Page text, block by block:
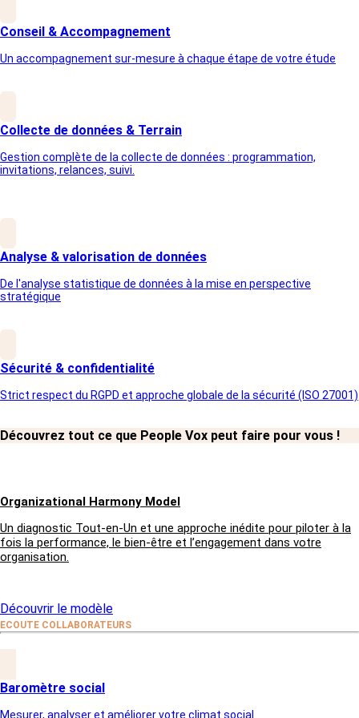
Conseil & Accompagnement
Un accompagnement sur-mesure à chaque étape de votre étude
Collecte de données & Terrain
Gestion complète de la collecte de données : programmation,
invitations, relances, suivi.
Analyse & valorisation de données
De l'analyse statistique de données à la mise en perspective
stratégique
Sécurité & confidentialité
Strict respect du RGPD et approche globale de la sécurité (ISO 27001)
Découvrez tout ce que People Vox peut faire pour vous !
Organizational Harmony Model
Un diagnostic Tout-en-Un et une approche inédite pour piloter à la
fois la performance, le bien-être et l’engagement dans votre
organisation.
Découvrir le modèle
ECOUTE COLLABORATEURS
Baromètre social
Mesurer, analyser et améliorer votre climat social
NBRE DE COLLABORATEURS
580